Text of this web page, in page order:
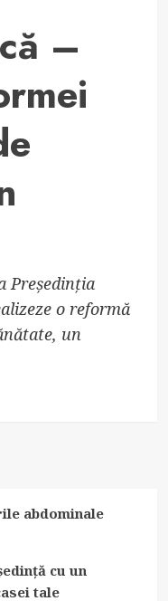
–
Președinția
o reformă
un
abdominale
cu un
tale